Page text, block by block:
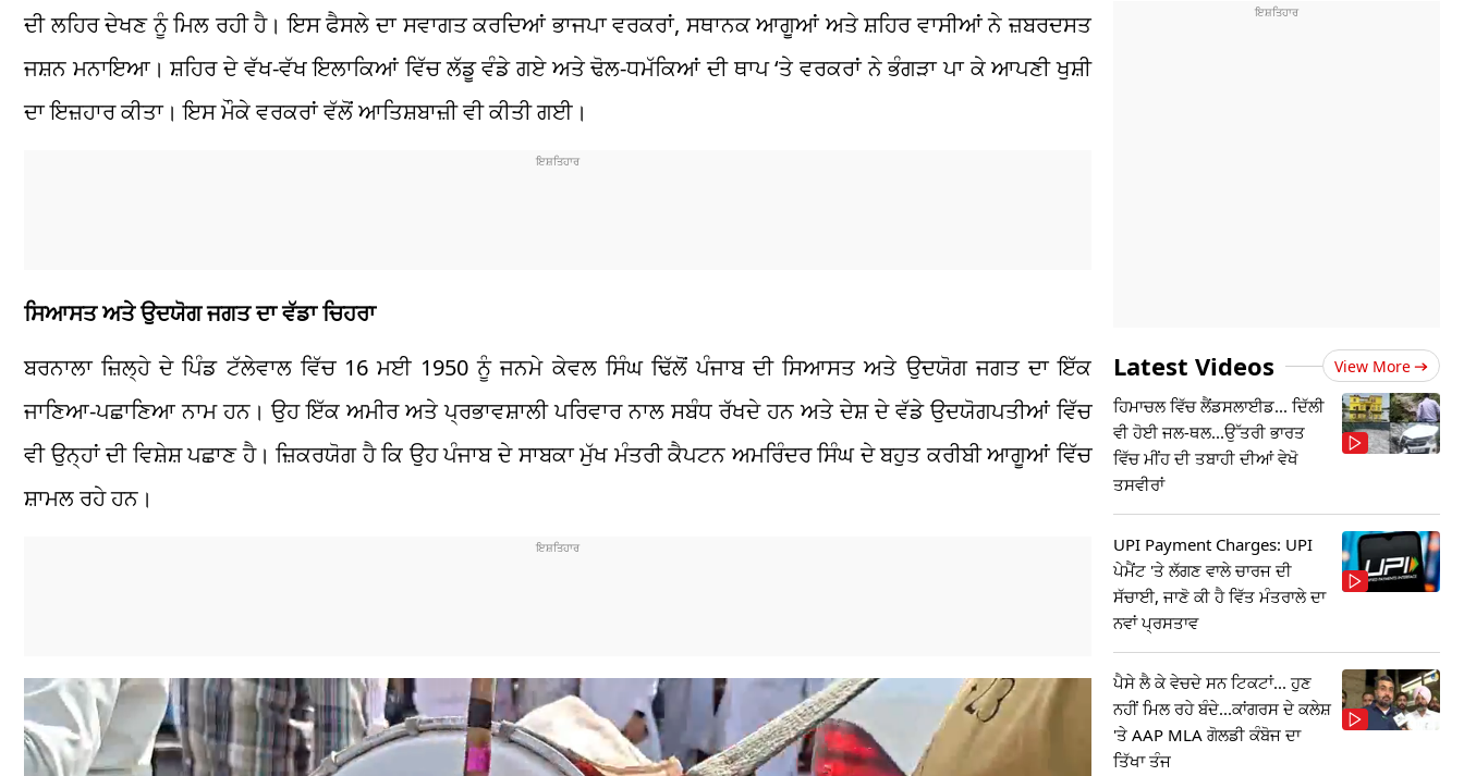
ਦੀ ਲਹਿਰ ਦੇਖਣ ਨੂੰ ਮਿਲ ਰਹੀ ਹੈ। ਇਸ ਫੈਸਲੇ ਦਾ ਸਵਾਗਤ ਕਰਦਿਆਂ ਭਾਜਪਾ ਵਰਕਰਾਂ, ਸਥਾਨਕ ਆਗੂਆਂ ਅਤੇ ਸ਼ਹਿਰ ਵਾਸੀਆਂ ਨੇ ਜ਼ਬਰਦਸਤ
ਜਸ਼ਨ ਮਨਾਇਆ। ਸ਼ਹਿਰ ਦੇ ਵੱਖ-ਵੱਖ ਇਲਾਕਿਆਂ ਵਿੱਚ ਲੱਡੂ ਵੰਡੇ ਗਏ ਅਤੇ ਢੋਲ-ਧਮੱਕਿਆਂ ਦੀ ਥਾਪ ‘ਤੇ ਵਰਕਰਾਂ ਨੇ ਭੰਗੜਾ ਪਾ ਕੇ ਆਪਣੀ ਖੁਸ਼ੀ
ਦਾ ਇਜ਼ਹਾਰ ਕੀਤਾ। ਇਸ ਮੌਕੇ ਵਰਕਰਾਂ ਵੱਲੋਂ ਆਤਿਸ਼ਬਾਜ਼ੀ ਵੀ ਕੀਤੀ ਗਈ।
ਸਿਆਸਤ ਅਤੇ ਉਦਯੋਗ ਜਗਤ ਦਾ ਵੱਡਾ ਚਿਹਰਾ
ਬਰਨਾਲਾ ਜ਼ਿਲ੍ਹੇ ਦੇ ਪਿੰਡ ਟੱਲੇਵਾਲ ਵਿੱਚ 16 ਮਈ 1950 ਨੂੰ ਜਨਮੇ ਕੇਵਲ ਸਿੰਘ ਢਿੱਲੋਂ ਪੰਜਾਬ ਦੀ ਸਿਆਸਤ ਅਤੇ ਉਦਯੋਗ ਜਗਤ ਦਾ ਇੱਕ
ਜਾਣਿਆ-ਪਛਾਣਿਆ ਨਾਮ ਹਨ। ਉਹ ਇੱਕ ਅਮੀਰ ਅਤੇ ਪ੍ਰਭਾਵਸ਼ਾਲੀ ਪਰਿਵਾਰ ਨਾਲ ਸਬੰਧ ਰੱਖਦੇ ਹਨ ਅਤੇ ਦੇਸ਼ ਦੇ ਵੱਡੇ ਉਦਯੋਗਪਤੀਆਂ ਵਿੱਚ
ਵੀ ਉਨ੍ਹਾਂ ਦੀ ਵਿਸ਼ੇਸ਼ ਪਛਾਣ ਹੈ। ਜ਼ਿਕਰਯੋਗ ਹੈ ਕਿ ਉਹ ਪੰਜਾਬ ਦੇ ਸਾਬਕਾ ਮੁੱਖ ਮੰਤਰੀ ਕੈਪਟਨ ਅਮਰਿੰਦਰ ਸਿੰਘ ਦੇ ਬਹੁਤ ਕਰੀਬੀ ਆਗੂਆਂ ਵਿੱਚ
ਸ਼ਾਮਲ ਰਹੇ ਹਨ।
Latest Videos View More
ਹਿਮਾਚਲ ਵਿੱਚ ਲੈਂਡਸਲਾਈਡ... ਦਿੱਲੀ
ਵੀ ਹੋਈ ਜਲ-ਥਲ...ਉੱਤਰੀ ਭਾਰਤ
ਵਿੱਚ ਮੀਂਹ ਦੀ ਤਬਾਹੀ ਦੀਆਂ ਵੇਖੋ
ਤਸਵੀਰਾਂ
UPI Payment Charges: UPI
ਪੇਮੈਂਟ 'ਤੇ ਲੱਗਣ ਵਾਲੇ ਚਾਰਜ ਦੀ
ਸੱਚਾਈ, ਜਾਣੋ ਕੀ ਹੈ ਵਿੱਤ ਮੰਤਰਾਲੇ ਦਾ
ਨਵਾਂ ਪ੍ਰਸਤਾਵ
ਪੈਸੇ ਲੈ ਕੇ ਵੇਚਦੇ ਸਨ ਟਿਕਟਾਂ... ਹੁਣ
ਨਹੀਂ ਮਿਲ ਰਹੇ ਬੰਦੇ...ਕਾਂਗਰਸ ਦੇ ਕਲੇਸ਼
'ਤੇ AAP MLA ਗੋਲਡੀ ਕੰਬੋਜ ਦਾ
ਤਿੱਖਾ ਤੰਜ